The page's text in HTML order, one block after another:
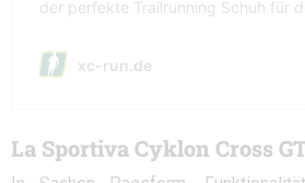
La Sportiva Cyklon Cross